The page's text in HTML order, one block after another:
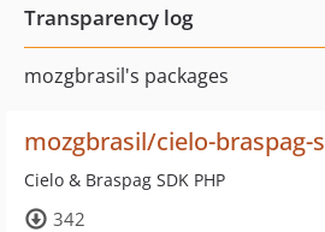
Transparency log
mozgbrasil's packages
mozgbrasil/cielo-braspag-
Cielo & Braspag SDK PHP
342